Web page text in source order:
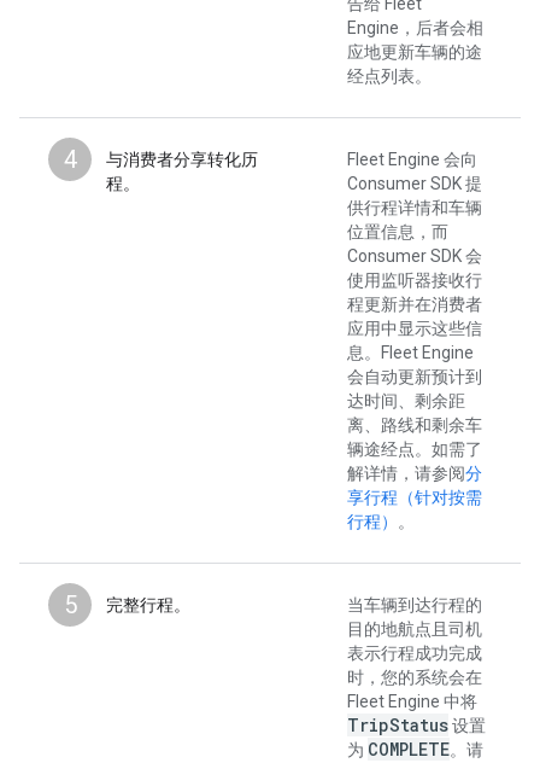
Engine，后者会相
应地更新车辆的途
经点列表。
4
与消费者分享转化历
程。
Fleet Engine 会向
Consumer SDK 提
供行程详情和车辆
位置信息，而
Consumer SDK 会
使用监听器接收行
程更新并在消费者
应用中显示这些信
息。Fleet Engine
会自动更新预计到
达时间、剩余距
离、路线和剩余车
辆途经点。如需了
解详情，请参阅分
享行程（针对按需
行程）
。
5 完整行程。
当车辆到达行程的
目的地航点且司机
表示行程成功完成
时，您的系统会在
Fleet Engine 中将
TripStatus设置
为 COMPLETE。请